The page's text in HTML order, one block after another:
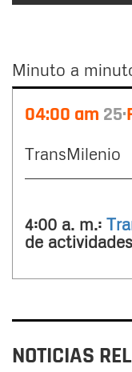
Minuto a
04:00 am 25
TransMilenio
4:00 a. m.:
de
NOTICIAS